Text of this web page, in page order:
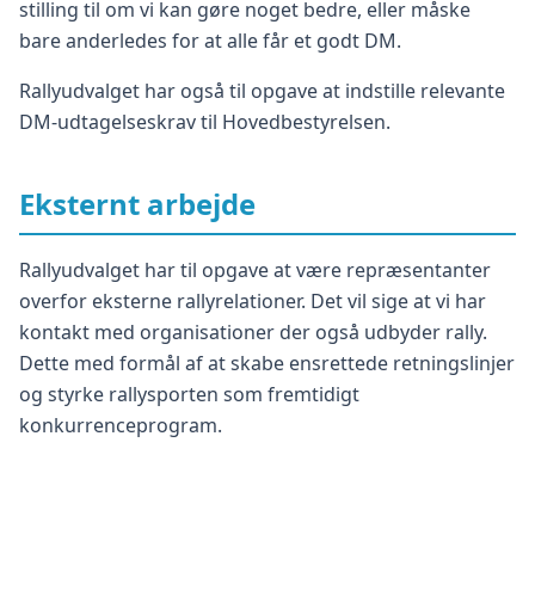
stilling til om vi kan gøre noget bedre, eller måske
bare anderledes for at alle får et godt DM.
Rallyudvalget har også til opgave at indstille relevante
DM-udtagelseskrav til Hovedbestyrelsen.
Eksternt arbejde
Rallyudvalget har til opgave at være repræsentanter
overfor eksterne rallyrelationer. Det vil sige at vi har
kontakt med organisationer der også udbyder rally.
Dette med formål af at skabe ensrettede retningslinjer
og styrke rallysporten som fremtidigt
konkurrenceprogram.